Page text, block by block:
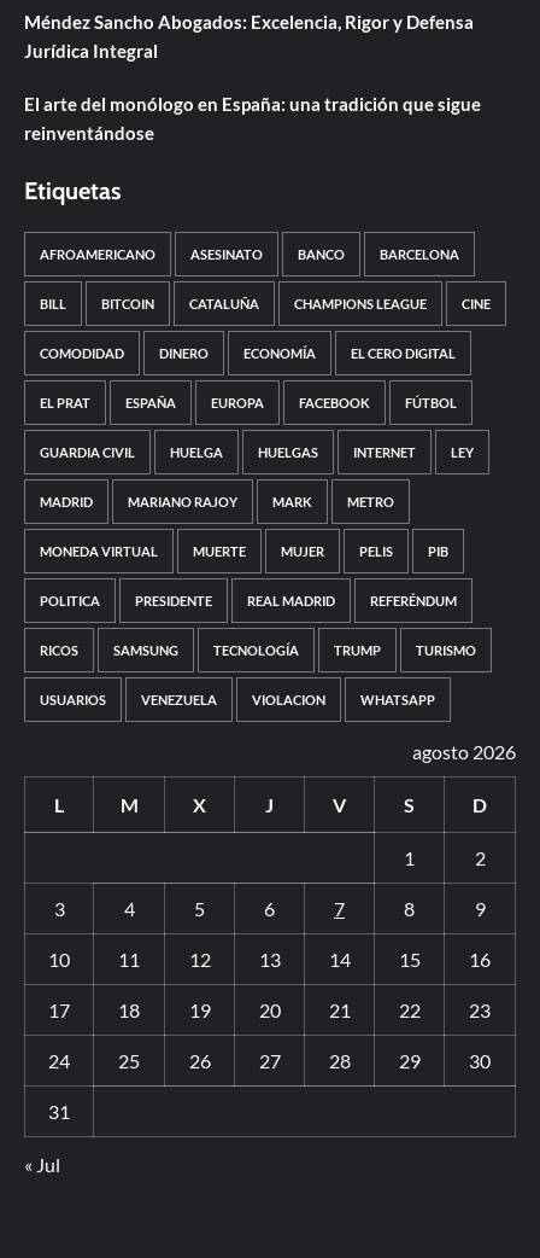
Méndez Sancho Abogados: Excelencia, Rigor y Defensa
Jurídica Integral
El arte del monólogo en España: una tradición que sigue
reinventándose
Etiquetas
AFROAMERICANO ASESINATO BANCO BARCELONA
BILL BITCOIN CATALUÑA CHAMPIONS LEAGUE CINE
COMODIDAD DINERO ECONOMÍA EL CERO DIGITAL
EL PRAT ESPAÑA EUROPA FACEBOOK FÚTBOL
GUARDIA CIVIL HUELGA HUELGAS INTERNET LEY
MADRID MARIANO RAJOY MARK METRO
MONEDA VIRTUAL MUERTE MUJER PELIS PIB
POLITICA PRESIDENTE REAL MADRID REFERÉNDUM
RICOS SAMSUNG TECNOLOGÍA TRUMP TURISMO
USUARIOS VENEZUELA VIOLACION WHATSAPP
agosto 2026
L M X J V S D
1 2
3 4 5 6 7 8 9
10 11 12 13 14 15 16
17 18 19 20 21 22 23
24 25 26 27 28 29 30
31
« Jul